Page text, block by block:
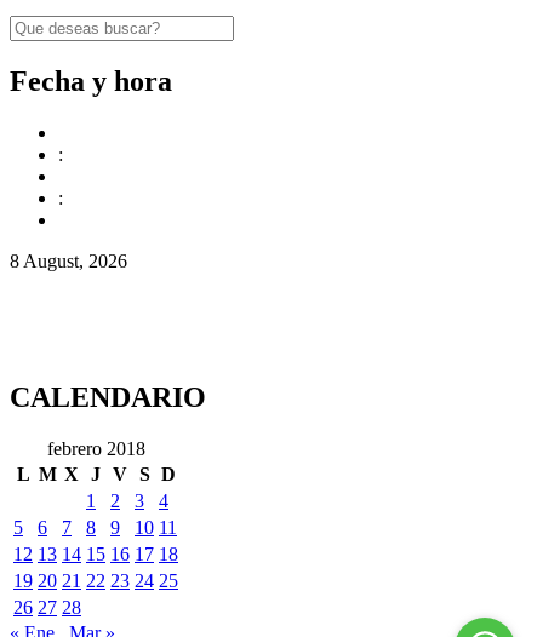
Fecha y hora
:
:
8 August, 2026
CALENDARIO
febrero 2018
L M X J V S D
1
2 3
4
5
6 7 8 9 10 11
12 13 14 15 16 17 18
19 20 21 22 23 24 25
26 27 28
« Ene
Mar »